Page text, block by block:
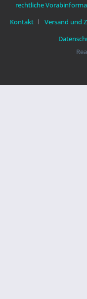
rechtliche
Kontakt
Versand und